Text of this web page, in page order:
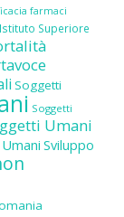
farmaci
Istituto Superiore
Soggetti
Soggetti
Umani
Sviluppo